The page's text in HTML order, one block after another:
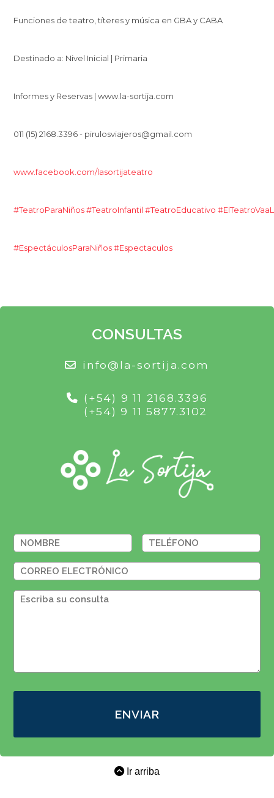
Funciones de teatro, títeres y música en GBA y CABA
Destinado a: Nivel Inicial | Primaria
Informes y Reservas | www.la-sortija.com
011 (15) 2168.3396 - pirulosviajeros@gmail.com
www.facebook.com/lasortijateatro
#TeatroParaNiños #TeatroInfantil #TeatroEducativo
#EspectáculosParaNiños #Espectaculos
CONSULTAS
info@la-sortija.com
(+54) 9 11 2168.3396
(+54) 9 11 5877.3102
ENVIAR
Ir arriba